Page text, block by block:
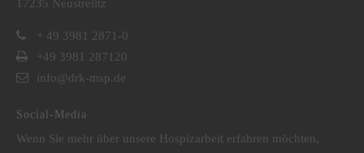
17235 Neustrelitz
+ 49 3981 2871-0
+49 3981 287120
info@drk-msp.de
Social-Media
Wenn Sie mehr über unsere Hospizarbeit erfahren möchten,